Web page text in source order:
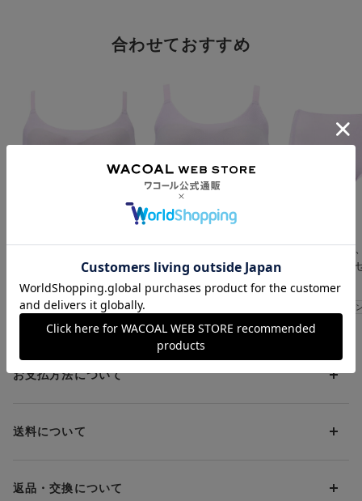
季節はもちろん、着こむ時期のムレ対策にもおすすめ
・資材管理のためにカップにサイズを記載しております。製品サ
イズと異なっても間違いではありません
タイプです。吸汗速乾性があり、汗をかいても肌ざわりさらさら
で快適。通気性がいいので、薄着の季節だけでなく、厚着による
ムレ対策などさまざまなシーズンに活躍します。ピーナッツ型パ
ッドが内蔵されているので上向きで立体的なバストラインを演
出。背中を広めにあけてスタイリッシュなデザインに仕上げまし
た。洋服に合わせて選べる多彩なカラーバリエーションもポイン
合わせておすすめ
汗のベタつきおさえ
て、肌ざわりさらさら
【涼感】 ハーフトッ
¥4,180～
猛暑対策応援キャンペーン
【３Ｌ〜５Ｌ】汗のベ
タつきおさえて、肌ざ
わりさらさら【涼感】
ハーフトップ
¥5,500～
通気性がよく
ボトムに合わ
シンプルデザ
¥2,200～
猛暑対策応援キャ
お支払方法について
お支払い方法は下記よりお選びいただけます。
代金引換
PayPay
送料について
（税込）（全国一律）をご負担いただきます。
返品・交換について